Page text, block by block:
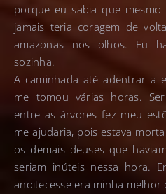
porque eu sabia que mesmo
jamais teria coragem de
amazonas nos olhos. Eu
sozinha.
A caminhada até adentrar a
me tomou várias horas.
entre as árvores fez meu
me ajudaria, pois estava
os demais deuses que
seriam inúteis nessa hora.
anoitecesse era minha melhor